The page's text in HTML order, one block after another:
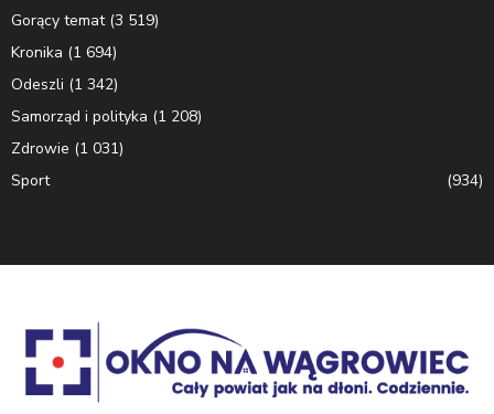
Gorący temat(3 519)
Kronika (1 694)
Odeszli (1 342)
Samorząd i polityka (1 208)
Zdrowie (1 031)
Sport
(934)